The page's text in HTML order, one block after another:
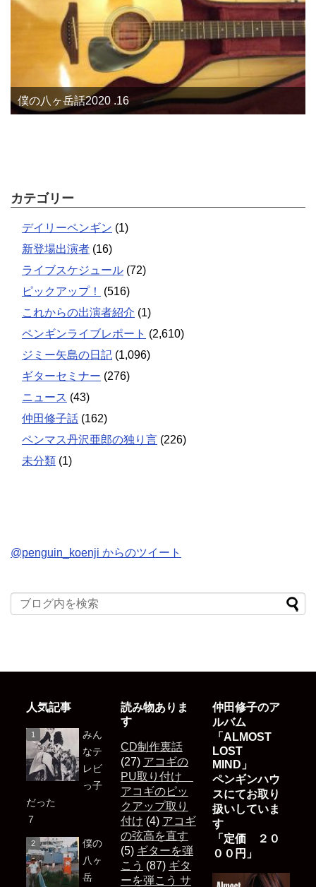
僕の八ヶ岳話2020 .16
カテゴリー
デイリーペンギン (1)
新登場出演者 (16)
ライブスケジュール (72)
ピックアップ！
(516)
これからの出演者紹介 (1)
ペンギンライブレポート (2,610)
ジミー矢島の日記 (1,096)
ギターセミナー (276)
ニュース (43)
仲田修子話 (162)
ペンマス丹沢亜郎の独り言 (226)
未分類 (1)
@penguin_koenji からのツイート
人気記事
みん
なテ
レビ
っ子
だった
７
僕の
八ヶ
岳
読み物ありま
す
CD制作裏話
(27) アコギの
PU取り付け
アコギのピッ
クアップ取り
付け (4) アコギ
の弦高を直す
(5) ギターを弾
こう (87) ギタ
ーを弾こう サ
仲田修子のア
ルバム
「ALMOST
LOST
MIND」
ペンギンハウ
スにてお取り
扱いしていま
す
「定価 ２０
００円」